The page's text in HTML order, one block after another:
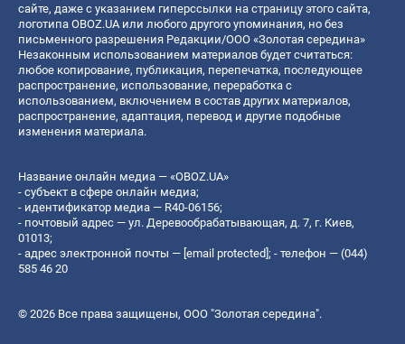
сайте, даже с указанием гиперссылки на страницу этого сайта,
логотипа OBOZ.UA или любого другого упоминания, но без
письменного разрешения Редакции/ООО «Золотая середина»
Незаконным использованием материалов будет считаться:
любое копирование, публикация, перепечатка, последующее
распространение, использование, переработка с
использованием, включением в состав других материалов,
распространение, адаптация, перевод и другие подобные
изменения материала.
Название онлайн медиа — «OBOZ.UA»
- субъект в сфере онлайн медиа;
- идентификатор медиа — R40-06156;
- почтовый адрес — ул. Деревообрабатывающая, д. 7, г. Киев,
01013;
- адрес электронной почты — [email protected]; - телефон — (044)
585 46 20
© 2026 Все права защищены, ООО "Золотая середина".